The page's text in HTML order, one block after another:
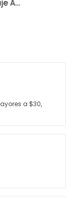
a $30,